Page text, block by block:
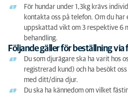
För hundar under 1,3kg krävs
kontakta oss på telefon. Om du
uppskattad vikt om 3 respektive 6
behandling.
Följande gäller för beställning
Du som djurägare ska ha varit hos
registrerad kund) och ha besökt
med ditt/dina djur.
Du ska ha kännedom om vilket